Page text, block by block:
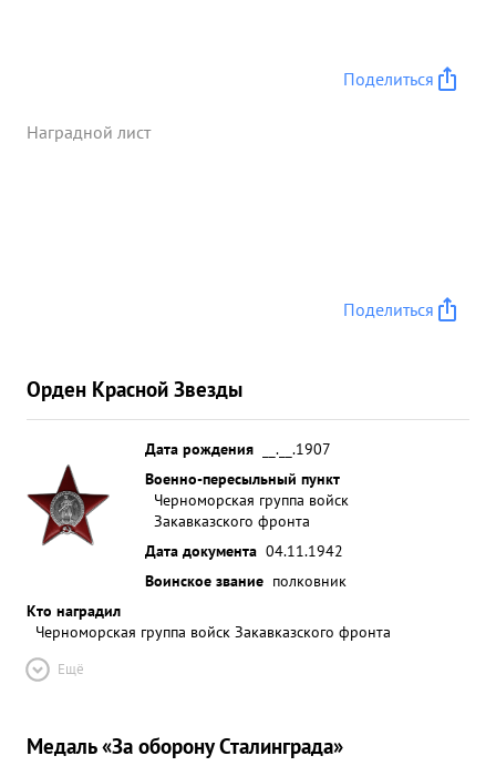
Поделиться
Наградной лист
Поделиться
Орден Красной Звезды
Дата рождения
__.__.1907
Военно-пересыльный пункт
Черноморская группа войск
Закавказского фронта
Дата документа 04.11.1942
Воинское звание полковник
Кто наградил
Черноморская группа войск Закавказского фронта
Ещё
Медаль «За оборону Сталинграда»